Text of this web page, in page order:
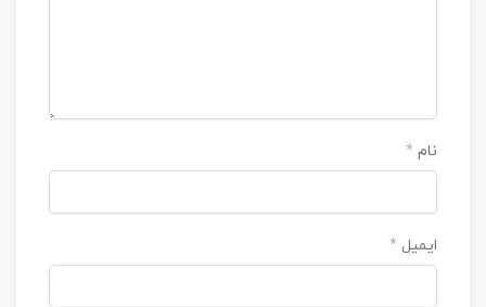
نام *
ایمیل *